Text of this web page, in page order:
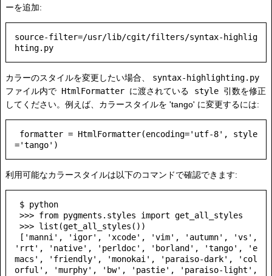
ーを追加:
source-filter=/usr/lib/cgit/filters/syntax-highlig
カラーのスタイルを変更したい場合、
syntax-highlighting.py
ファイル内で HtmlFormatter に渡されている style 引数を修正
してください。例えば、カラースタイルを 'tango' に変更するには:
利用可能なカラースタイルは以下のコマンドで確認できます:
'rrt', 'native', 'perldoc', 'borland', 'tango', 'e
macs', 'friendly', 'monokai', 'paraiso-dark', 'col
orful', 'murphy', 'bw', 'pastie', 'paraiso-light',